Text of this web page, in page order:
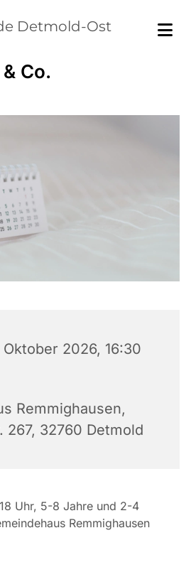
Detmold-Ost
Co.
2026, 16:30
Remmighausen,
267, 32760 Detmold
Uhr, 5-8 Jahre und 2-4
Remmighausen